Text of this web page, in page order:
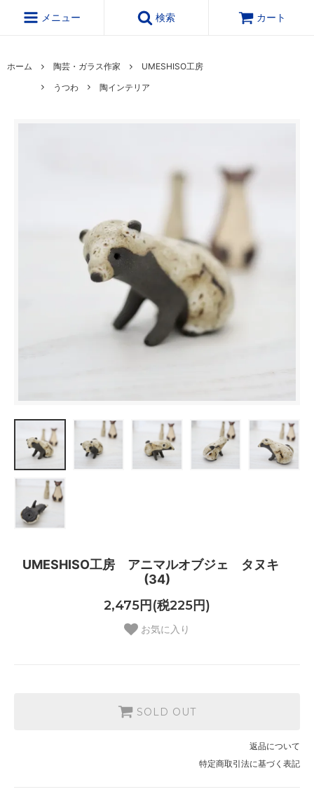
メニュー 検索 カート
ホーム 陶芸・ガラス作家
UMESHISO工房
うつわ
陶インテリア
UMESHISO工房 アニマルオブジェ タヌキ
(34)
2,475円(税225円)
お気に入り
SOLD OUT
返品について
特定商取引法に基づく表記